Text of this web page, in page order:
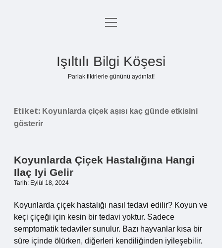
Anasayfa
Yasal Uyarı
menüyü
Işıltılı Bilgi Köşesi
Parlak fikirlerle gününü aydınlat!
Etiket: Koyunlarda çiçek aşısı kaç günde etkisini
gösterir
Koyunlarda Çiçek Hastalığına Hangi
Ilaç Iyi Gelir
Tarih: Eylül 18, 2024
Koyunlarda çiçek hastalığı nasıl tedavi edilir? Koyun ve
keçi çiçeği için kesin bir tedavi yoktur. Sadece
semptomatik tedaviler sunulur. Bazı hayvanlar kısa bir
süre içinde ölürken, diğerleri kendiliğinden iyileşebilir.